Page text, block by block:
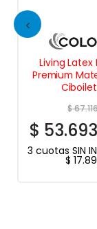
Living Latex
Premium
$
$ 53.693
3 cuotas SIN
$